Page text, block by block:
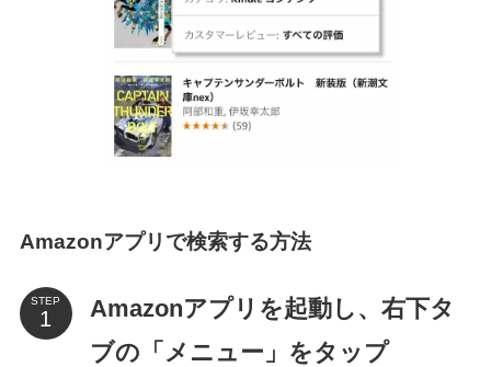
Amazonアプリで検索する方法
STEP
Amazonアプリを起動し、右下タ
ブの「メニュー」をタップ